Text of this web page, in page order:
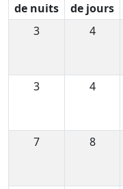
de nuits
de jours
3
4
3
4
7
8